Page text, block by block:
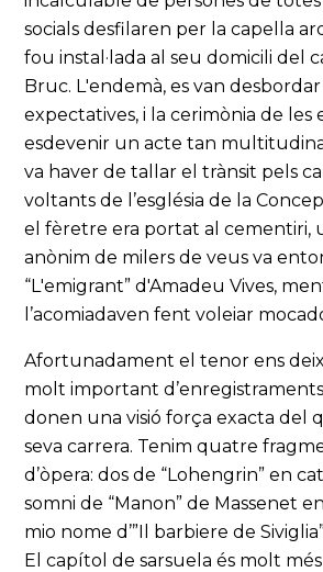
socials desfilaren per la capella
fou instal·lada al seu domicili del
Bruc. L'endemà, es van
expectatives, i la cerimònia de les
esdevenir un acte tan
va haver de tallar el trànsit pels
voltants de l’església de la
el fèretre era portat al cementiri,
anònim de milers de veus va
“L'emigrant” d'Amadeu Vives,
l’acomiadaven fent voleiar
Afortunadament el tenor ens
molt important
donen una visió força exacta del
seva carrera. Tenim quatre
d’òpera: dos de “Lohengrin” en
somni de “Manon” de Massenet en
mio nome d’”Il barbiere de
El capítol de sarsuela és molt